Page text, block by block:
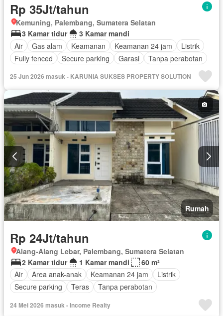
Rp 35Jt/tahun
Kemuning, Palembang, Sumatera Selatan
3 Kamar tidur
3 Kamar mandi
Air
Gas alam Keamanan Keamanan 24 jam
Listrik
Fully fenced
Secure parking Garasi Tanpa perabotan
25 Jun 2026 masuk - KARUNIA SUKSES PROPERTY SOLUTION
Rumah
Rp 24Jt/tahun
Alang-Alang Lebar, Palembang, Sumatera Selatan
2 Kamar tidur
1 Kamar mandi
60 m²
Air
Area anak-anak Keamanan 24 jam
Listrik
Secure parking
Teras Tanpa perabotan
24 Mei 2026 masuk - Income Realty